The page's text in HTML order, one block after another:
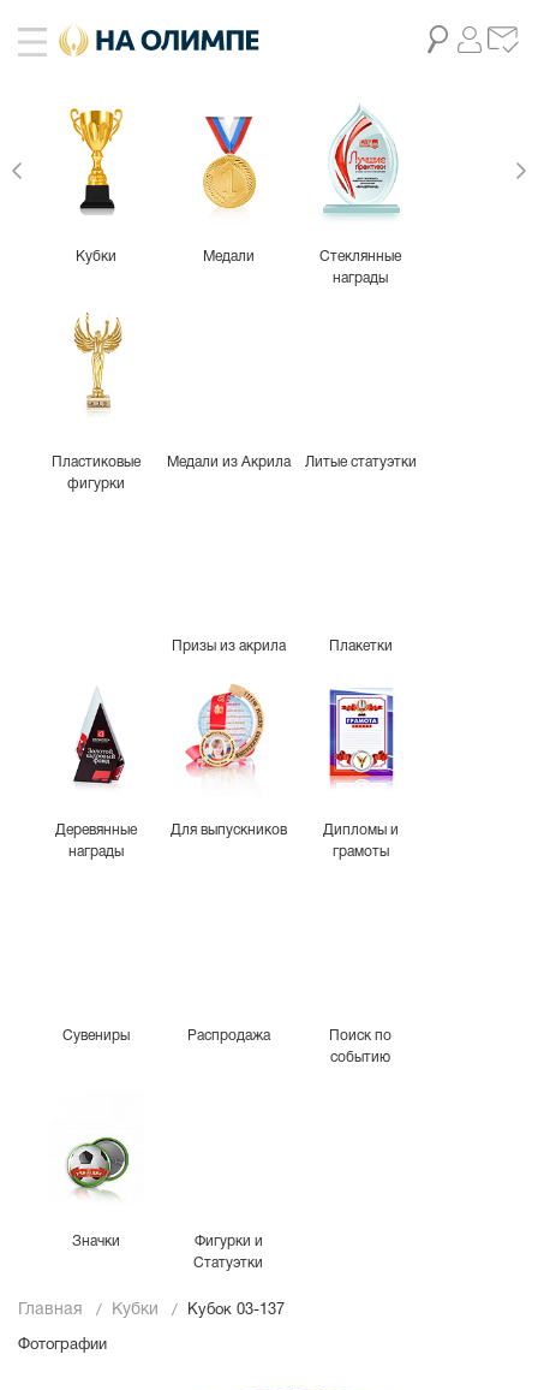
Кубки Медали
Стеклянные
награды
Пластиковые
фигурки
Медали из Акрила Литые статуэтки
Призы из акрила Плакетки
Деревянные
награды
Для выпускников
Дипломы и
грамоты
Сувениры Распродажа
Поиск по
событию
Значки
Фигурки и
Статуэтки
Главная Кубки Кубок 03-137
Фотографии